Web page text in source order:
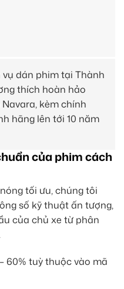
vụ dán phim tại Thành
thích hoàn hảo
kèm chính
hãng lên tới 10 năm
của phim cách
tối ưu, chúng tôi
số kỹ thuật ấn tượng,
của chủ xe từ phân
60% tuỳ thuộc vào mã